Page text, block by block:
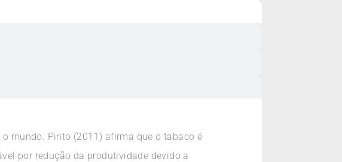
mundo. Pinto (2011) afirma que o tabaco é
por redução da produtividade devido a